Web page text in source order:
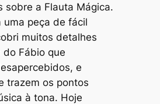
sobre a Flauta Mágica.
uma peça de fácil
muitos detalhes
Fábio que
e
trazem os pontos
à tona. Hoje